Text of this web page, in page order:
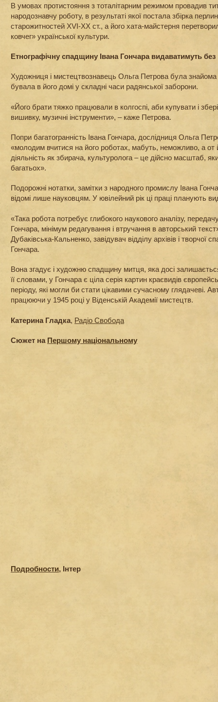
В умовах протистояння з тоталітарним режимом провадив
народознавчу роботу, в результаті якої постала збірка
старожитностей XVI-XX ст., а його хата-майстерня
ковчег» української культури.
Етнографічну спадщину Івана Гончара видаватимуть без
Художниця і мистецтвознавець Ольга Петрова була знайома
бувала в його домі у складні часи радянської заборони.
«Його брати тяжко працювали в колгоспі, аби купувати і
вишивку, музичні інструменти», – каже Петрова.
Попри багатогранність Івана Гончара, дослідниця Ольга
«молодим вчитися на його роботах, мабуть, неможливо, а от
діяльність як збирача, культуролога – це дійсно масштаб,
багатьох».
Подорожні нотатки, замітки з народного промислу Івана
відомі лише науковцям. У ювілейний рік ці праці планують
«Така робота потребує глибокого наукового аналізу,
Гончара, мінімум редагування і втручання в авторський
Дубаківська-Кальненко, завідувач відділу архівів і творчої
Гончара.
Вона згадує і художню спадщину митця, яка досі
її словами, у Гончара є ціла серія картин краєвидів
періоду, які могли би стати цікавими сучасному глядачеві.
працюючи у 1945 році у Віденській Академії мистецтв.
Катерина Гладка, Радіо Свобода
Сюжет на Першому національному
Подробности, Інтер